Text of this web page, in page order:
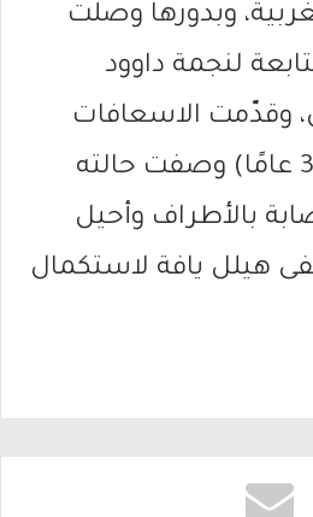
وبدورها وصلت
لنجمة داوود
وقدّمت الاسعافات
الأولية لللشاب (30 عامًا) وصفت حالته
بالأطراف وأحيل
هيلل يافة لاستكمال